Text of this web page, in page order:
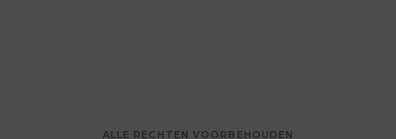
ALLE RECHTEN VOORBEHOUDEN